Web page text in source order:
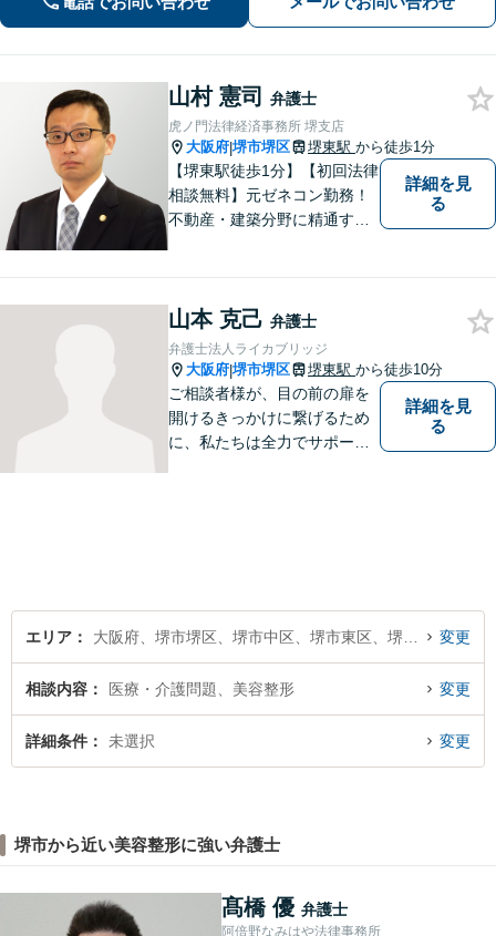
題】ハラスメント事案の実績／裁判を
見据えて加害者・会社と交渉【土日祝
対応】
山村 憲司 弁護士
虎ノ門法律経済事務所 堺支店
大阪府|堺市堺区 堺東駅 から徒歩1分
【堺東駅徒歩1分】【初回法律
相談無料】元ゼネコン勤務！
不動産・建築分野に精通する
す！全国の支店ネットワーク
を活かし、迅速な解決を目指
します。【夜間土日祝可】
詳細を見
る
山本 克己 弁護士
弁護士法人ライカブリッジ
大阪府|堺市堺区 堺東駅 から徒歩10分
ご相談者様が、目の前の扉を
開けるきっかけに繋げるため
に、私たちは全力でサポート
詳細を見
る
エリア 変更
相談内容 医療・介護問題、美容整形 変更
詳細条件 未選択 変更
堺市から近い美容整形に強い弁護士
髙橋 優 弁護士
阿倍野なみはや法律事務所